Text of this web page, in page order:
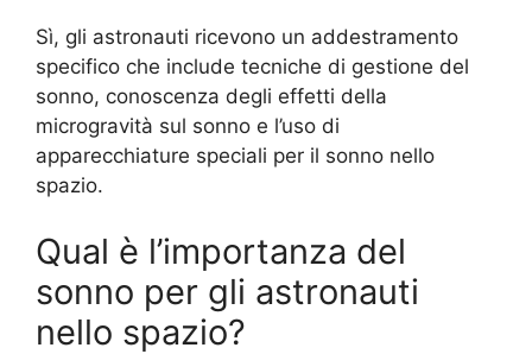
Sì, gli astronauti ricevono un addestramento
specifico che include tecniche di gestione del
sonno, conoscenza degli effetti della
microgravità sul sonno e l’uso di
apparecchiature speciali per il sonno nello
spazio.
Qual è l’importanza del
sonno per gli astronauti
nello spazio?